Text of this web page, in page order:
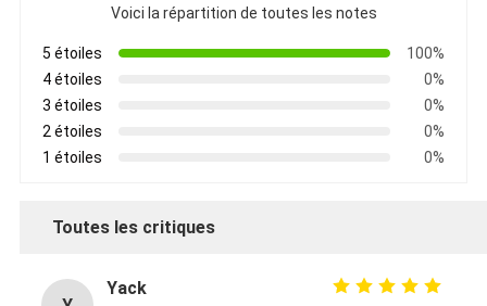
Voici la répartition de toutes les notes
5 étoiles
100%
4 étoiles
0%
3 étoiles
0%
2 étoiles
0%
1 étoiles
0%
Toutes les critiques
Yack